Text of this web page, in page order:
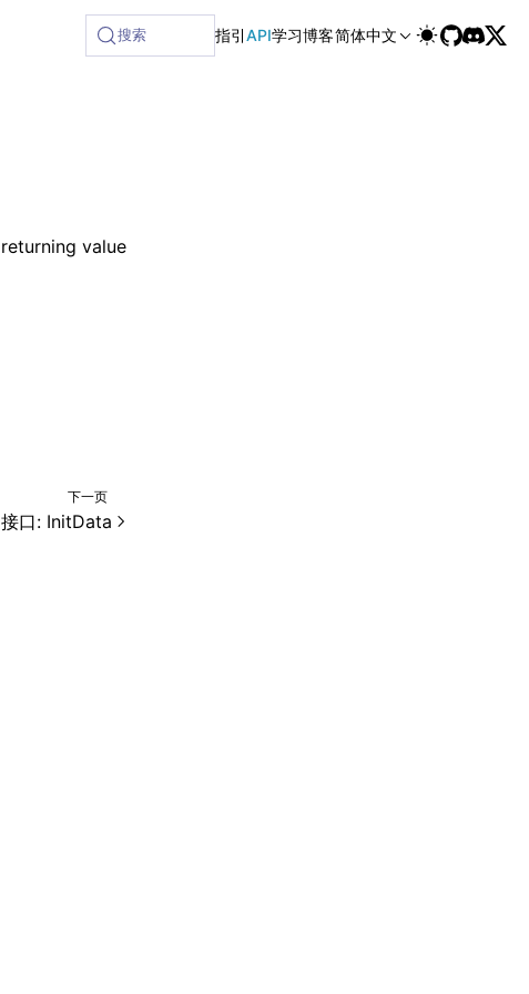
搜索 指引API学习博客简体中文
returning value
下一页
接口: InitData